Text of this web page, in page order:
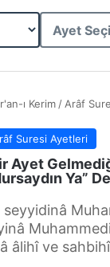
ı Kerim / Arâf
Suresi Ayetleri
Ayet
Ya”
seyyidinâ
âlihî ve